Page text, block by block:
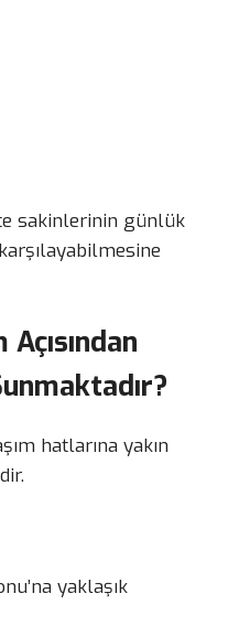
sakinlerinin günlük
hatlarına yakın
yaklaşık